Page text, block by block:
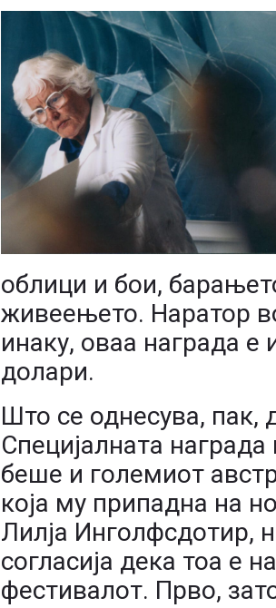
облици и бои,
живеењето. Наратор
инаку, оваа награда е
долари.
Што се однесува, пак,
Специјалната
беше и големиот
која му припадна на
Лилја Инголфсдотир,
согласија дека тоа е
фестивалот. Прво,